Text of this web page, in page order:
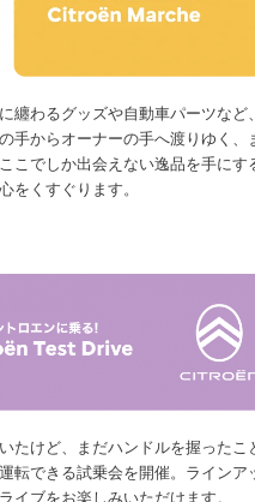
纏わるグッズや自動車パーツなど
手からオーナーの手へ渡りゆく、
こでしか出会えない逸品を手にす
をくすぐります。
たけど、まだハンドルを握ったこ
転できる試乗会を開催。ラインア
イブをお楽しみいただけます。